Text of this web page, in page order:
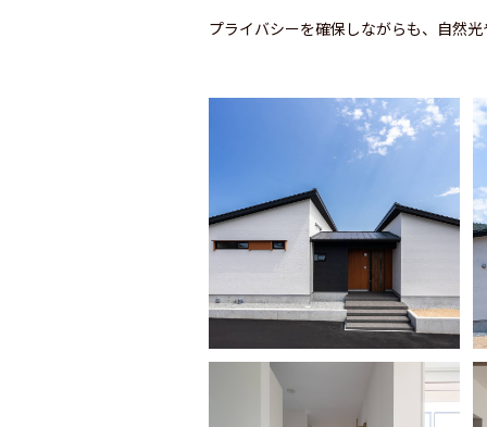
プライバシーを確保しながらも、自然